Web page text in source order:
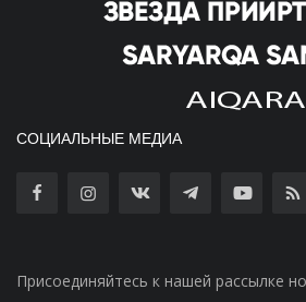
СОЦИАЛЬНЫЕ МЕДИА
Присоединяйтесь к нашей рассылке